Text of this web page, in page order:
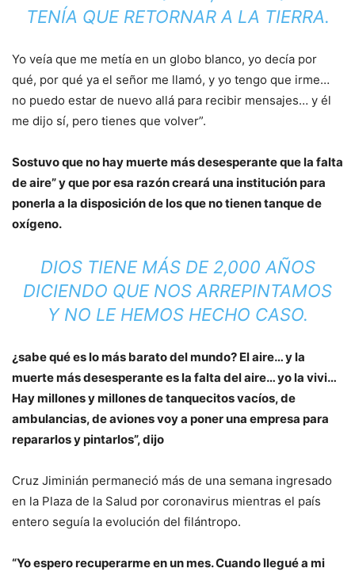
TENÍA QUE RETORNAR A LA TIERRA.
Yo veía que me metía en un globo blanco, yo decía por
qué, por qué ya el señor me llamó, y yo tengo que irme…
no puedo estar de nuevo allá para recibir mensajes… y él
me dijo sí, pero tienes que volver”.
Sostuvo que no hay muerte más desesperante que la falta
de aire” y que por esa razón creará una institución para
ponerla a la disposición de los que no tienen tanque de
oxígeno.
DIOS TIENE MÁS DE 2,000 AÑOS
DICIENDO QUE NOS ARREPINTAMOS
Y NO LE HEMOS HECHO CASO.
¿sabe qué es lo más barato del mundo? El aire… y la
muerte más desesperante es la falta del aire… yo la vivi…
Hay millones y millones de tanquecitos vacíos, de
ambulancias, de aviones voy a poner una empresa para
repararlos y pintarlos”, dijo
Cruz Jiminián permaneció más de una semana ingresado
en la Plaza de la Salud por coronavirus mientras el país
entero seguía la evolución del filántropo.
“Yo espero recuperarme en un mes. Cuando llegué a mi